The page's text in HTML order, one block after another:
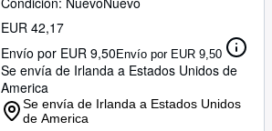
EUR 42,17
Envío por EUR 9,50Envío por EUR 9,50
Se envía de Irlanda a Estados Unidos de
America
Se envía de Irlanda a Estados Unidos
de America